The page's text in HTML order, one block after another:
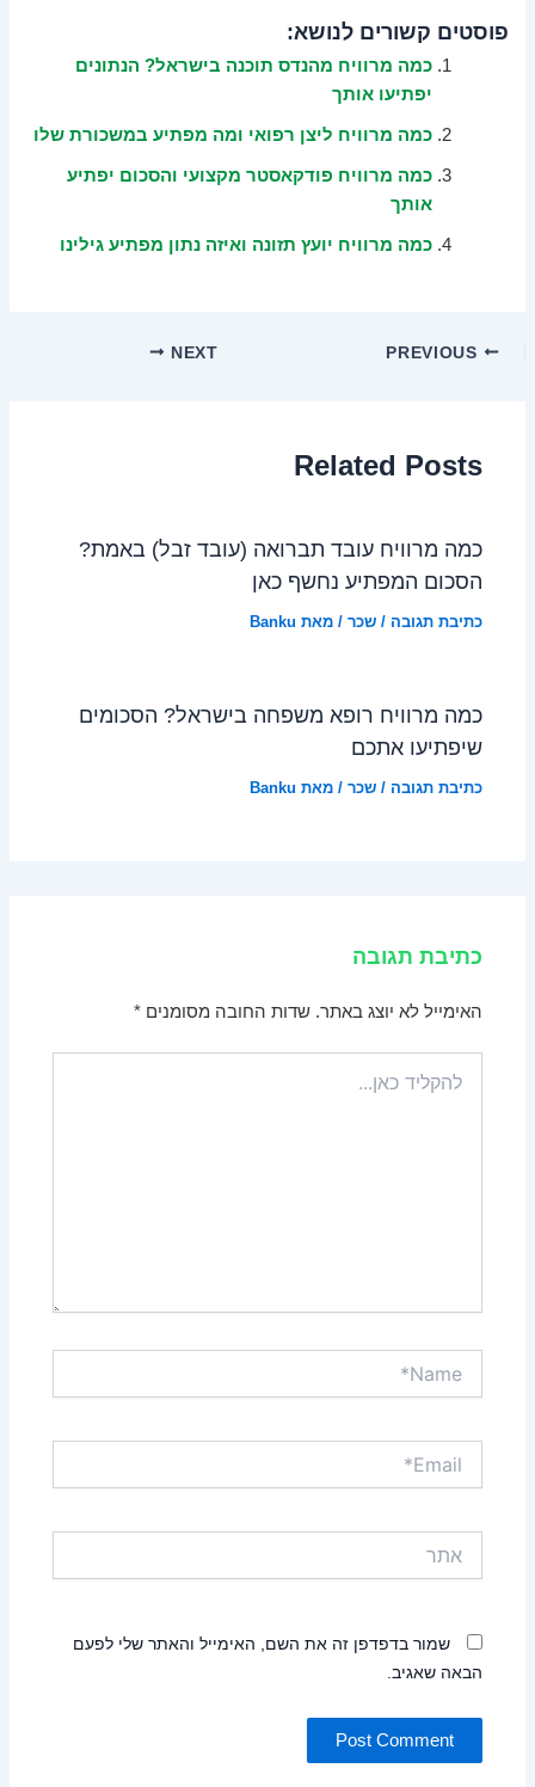
פוסטים קשורים לנושא:
כמה מרוויח מהנדס תוכנה בישראל? הנתונים
יפתיעו אותך
כמה מרוויח ליצן רפואי ומה מפתיע במשכורת שלו
כמה מרוויח פודקאסטר מקצועי והסכום יפתיע
אותך
כמה מרוויח יועץ תזונה ואיזה נתון מפתיע גילינו
NEXT
Related Posts
כמה מרוויח עובד תברואה (עובד זבל) באמת?
הסכום המפתיע נחשף כאן
כתיבת תגובה /שכר / מאת Banku
כמה מרוויח רופא משפחה בישראל? הסכומים
שיפתיעו אתכם
כתיבת תגובה /שכר / מאת Banku
כתיבת תגובה
האימייל לא יוצג באתר. שדות החובה מסומנים*
כאן...
שמור בדפדפן זה את השם, האימייל והאתר שלי לפעם
הבאה שאגיב.